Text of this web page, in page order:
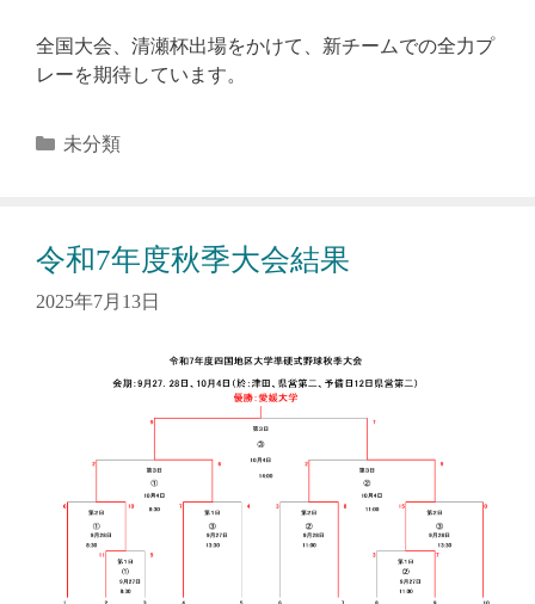
全国大会、清瀬杯出場をかけて、新チームでの全力プ
レーを期待しています。
カ
ー
未分類
令和7年度秋季大会結果
2025年7月13日